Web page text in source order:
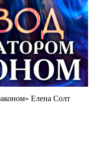
Елена Солт